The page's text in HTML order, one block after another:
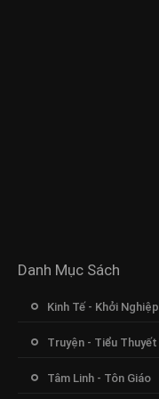
Danh Mục Sách
Kinh Tế - Khởi Nghiệp
Truyện - Tiểu Thuyết
Tâm Linh - Tôn Giáo